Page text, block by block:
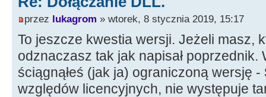
przez lukagrom » wtorek, 8 stycznia 2019, 15:17
To jeszcze kwestia wersji. Jeżeli masz,
odznaczasz tak jak napisał poprzednik.
ściągnąłeś (jak ja) ograniczoną wersję -
względów licencyjnych, nie występuje